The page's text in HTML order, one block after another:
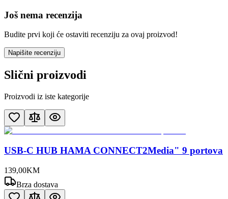
Još nema recenzija
Budite prvi koji će ostaviti recenziju za ovaj proizvod!
Napišite recenziju
Slični proizvodi
Proizvodi iz iste kategorije
USB-C HUB HAMA CONNECT2Media" 9 portova
139,00KM
Brza dostava